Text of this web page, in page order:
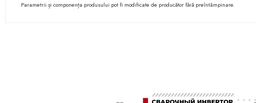
Parametrii și componența produsului pot fi modificate de producător fără preîntâmpinare.